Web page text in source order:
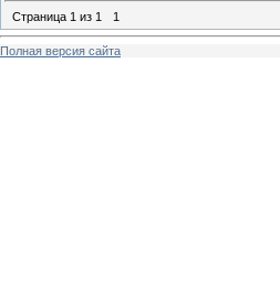
Страница 1 из 1 1
Полная версия сайта